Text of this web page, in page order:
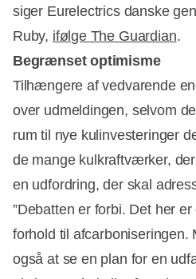
siger Eurelectrics danske
Ruby, ifølge The Guardian.
Begrænset optimisme
Tilhængere af vedvarende
over udmeldingen, selvom
rum til nye kulinvesteringer
de mange kulkraftværker,
en udfordring, der skal
”Debatten er forbi. Det her
forhold til
også at se en plan for en